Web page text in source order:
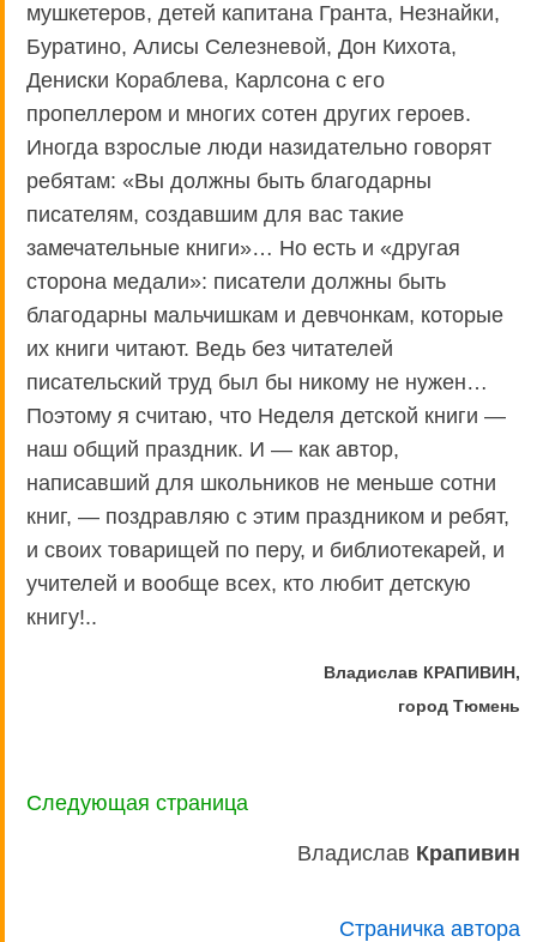
мушкетеров, детей капитана Гранта, Незнайки,
Буратино, Алисы Селезневой, Дон Кихота,
Дениски Кораблева, Карлсона с его
пропеллером и многих сотен других героев.
Иногда взрослые люди назидательно говорят
ребятам: «Вы должны быть благодарны
писателям, создавшим для вас такие
замечательные книги»… Но есть и «другая
сторона медали»: писатели должны быть
благодарны мальчишкам и девчонкам, которые
их книги читают. Ведь без читателей
писательский труд был бы никому не нужен…
Поэтому я считаю, что Неделя детской книги —
наш общий праздник. И — как автор,
написавший для школьников не меньше сотни
книг, — поздравляю с этим праздником и ребят,
и своих товарищей по перу, и библиотекарей, и
учителей и вообще всех, кто любит детскую
книгу!..
Владислав КРАПИВИН,
город Тюмень
Следующая страница
Владислав Крапивин
Страничка автора